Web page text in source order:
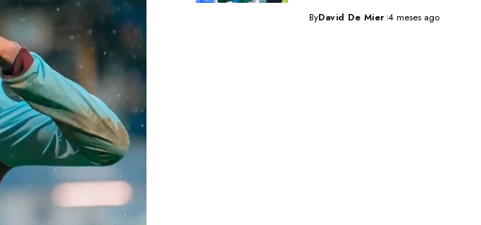
ByDavid De Mier 4 meses ago